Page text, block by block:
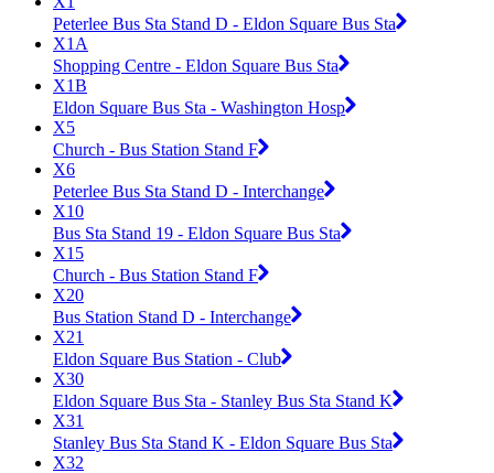
Peterlee Bus Sta Stand D - Eldon Square Bus Sta
X1A
Shopping Centre - Eldon Square Bus Sta
X1B
Eldon Square Bus Sta - Washington Hosp
X5
Church - Bus Station Stand F
X6
Peterlee Bus Sta Stand D - Interchange
X10
Bus Sta Stand 19 - Eldon Square Bus Sta
X15
Church - Bus Station Stand F
X20
Bus Station Stand D - Interchange
X21
Eldon Square Bus Station - Club
X30
Eldon Square Bus Sta - Stanley Bus Sta Stand K
X31
Stanley Bus Sta Stand K - Eldon Square Bus Sta
X32